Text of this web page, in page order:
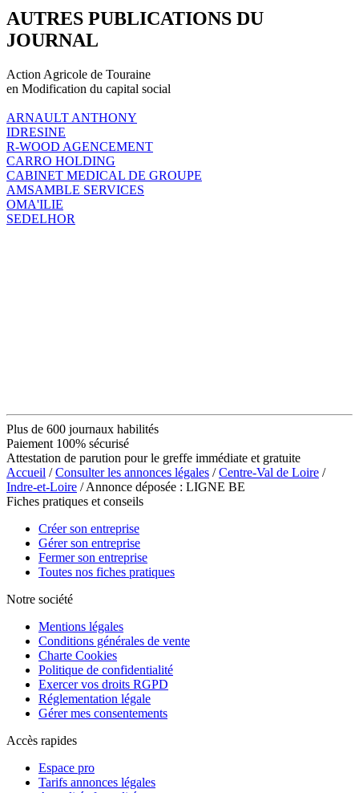
AUTRES PUBLICATIONS DU
JOURNAL
Action Agricole de Touraine
en Modification du capital social
ARNAULT ANTHONY
IDRESINE
R-WOOD AGENCEMENT
CARRO HOLDING
CABINET MEDICAL DE GROUPE
AMSAMBLE SERVICES
OMA'ILIE
SEDELHOR
Plus de 600 journaux habilités
Paiement 100% sécurisé
Attestation de parution pour le greffe immédiate et gratuite
Accueil /Consulter les annonces légales /Centre-Val de Loire /
Indre-et-Loire / Annonce déposée : LIGNE BE
Fiches pratiques et conseils
Créer son entreprise
Gérer son entreprise
Fermer son entreprise
Toutes nos fiches pratiques
Notre société
Mentions légales
Conditions générales de vente
Charte Cookies
Politique de confidentialité
Exercer vos droits RGPD
Réglementation légale
Gérer mes consentements
Accès rapides
Espace pro
Tarifs annonces légales